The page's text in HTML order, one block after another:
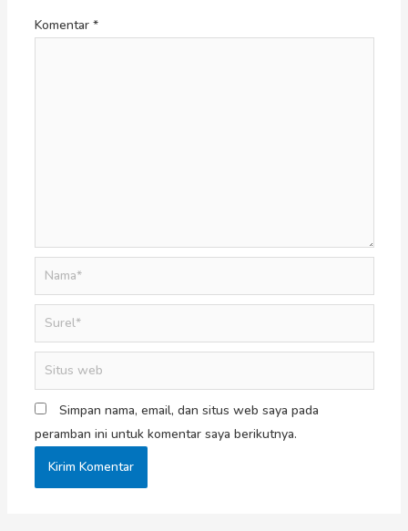
Komentar *
Simpan nama, email, dan situs web saya pada
peramban ini untuk komentar saya berikutnya.